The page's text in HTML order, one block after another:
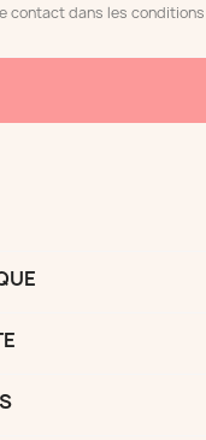
contact dans les